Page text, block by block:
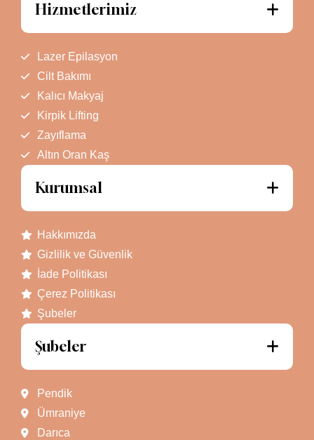
Hizmetlerimiz
Lazer Epilasyon
Cilt Bakımı
Kalıcı Makyaj
Kirpik Lifting
Zayıflama
Altın Oran Kaş
Kurumsal
Hakkımızda
Gizlilik ve Güvenlik
İade Politikası
Çerez Politikası
Şubeler
Şubeler
Pendik
Ümraniye
Darıca